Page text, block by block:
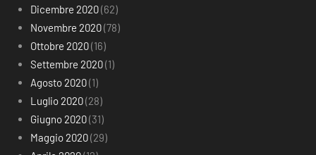
Dicembre 2020(62)
Novembre 2020(78)
Ottobre 2020(16)
Settembre 2020(1)
Agosto 2020(1)
Luglio 2020(28)
Giugno 2020(31)
Maggio 2020(29)